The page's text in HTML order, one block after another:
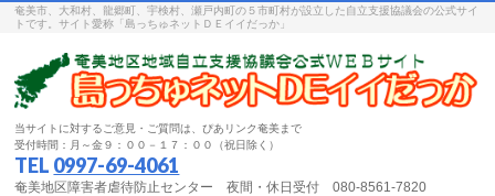
奄美市、大和村、龍郷町、宇検村、瀬戸内町の５市町村が設立した自立支援協議会の公式サイ
トです。サイト愛称「島っちゅネットＤＥイイだっか」
当サイトに対するご意見・ご質問は、ぴあリンク奄美まで
受付時間：月～金９：００－１７：００（祝日除く）
TEL 0997-69-4061
奄美地区障害者虐待防止センター 夜間・休日受付 080-8561-7820